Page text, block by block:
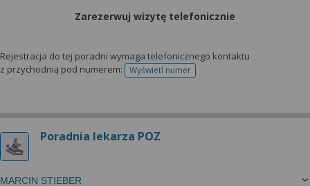
Zarezerwuj wizytę telefonicznie
Rejestracja do tej poradni wymaga telefonicznego kontaktu
z przychodnią pod numerem:
Wyświetl numertelefonu do rejestracji
Poradnia lekarza POZ
MARCIN STIEBER